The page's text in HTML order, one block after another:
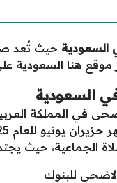
السعودية حيث تُعد
موقع هنا السعودية
السعودية
الجماعية، حيث
للبنوك